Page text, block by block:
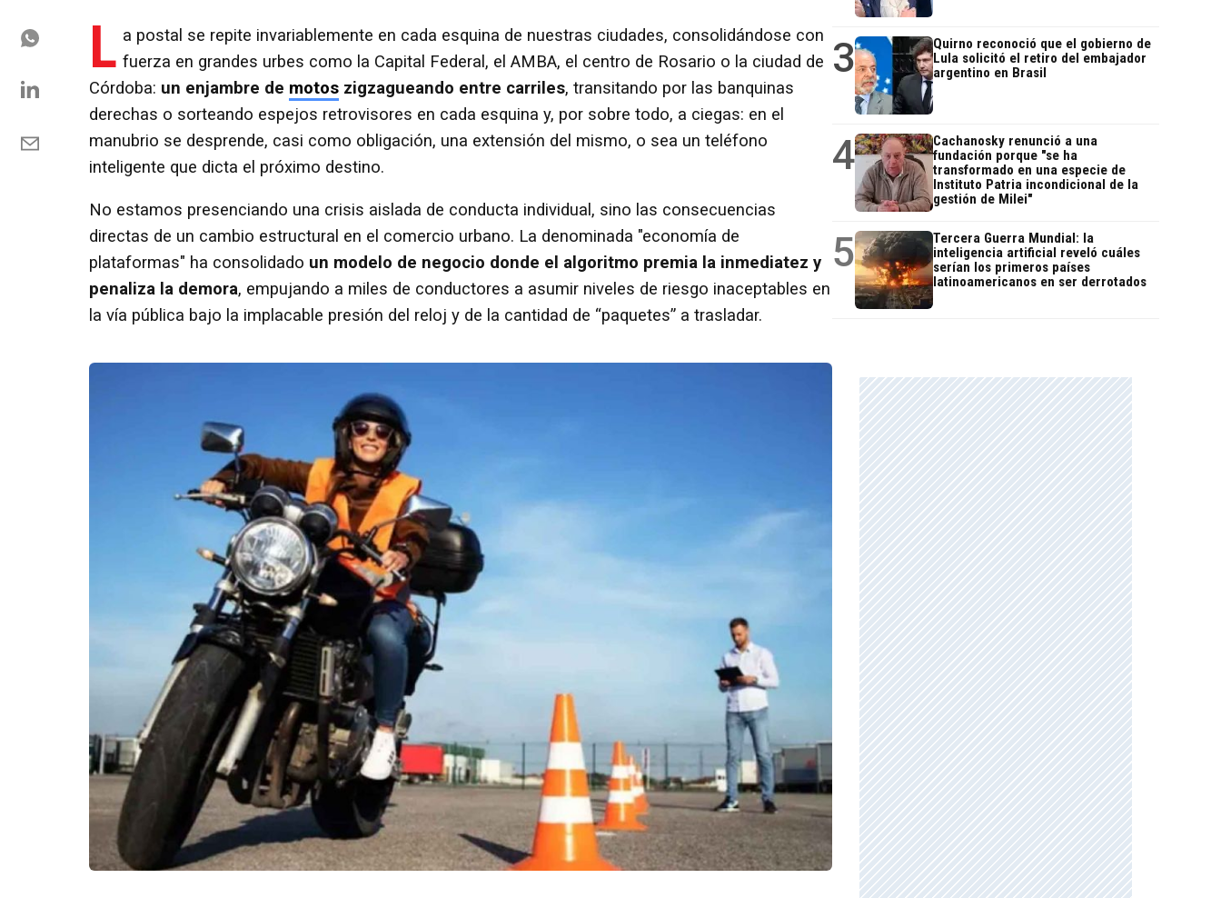
L a postal se repite invariablemente en cada esquina de nuestras ciudades, consolidándose con
fuerza en grandes urbes como la Capital Federal, el AMBA, el centro de Rosario o la ciudad de
Córdoba: un enjambre de motos zigzagueando entre carriles, transitando por las banquinas
derechas o sorteando espejos retrovisores en cada esquina y, por sobre todo, a ciegas: en el
manubrio se desprende, casi como obligación, una extensión del mismo, o sea un teléfono
inteligente que dicta el próximo destino.
No estamos presenciando una crisis aislada de conducta individual, sino las consecuencias
directas de un cambio estructural en el comercio urbano. La denominada "economía de
plataformas" ha consolidado un modelo de negocio donde el algoritmo premia la inmediatez y
penaliza la demora, empujando a miles de conductores a asumir niveles de riesgo inaceptables en
la vía pública bajo la implacable presión del reloj y de la cantidad de “paquetes” a trasladar.
3
Quirno reconoció que el gobierno de
Lula solicitó el retiro del embajador
argentino en Brasil
4
Cachanosky renunció a una
fundación porque "se ha
transformado en una especie de
Instituto Patria incondicional de la
gestión de Milei"
5
Tercera Guerra Mundial: la
inteligencia artificial reveló cuáles
serían los primeros países
latinoamericanos en ser derrotados